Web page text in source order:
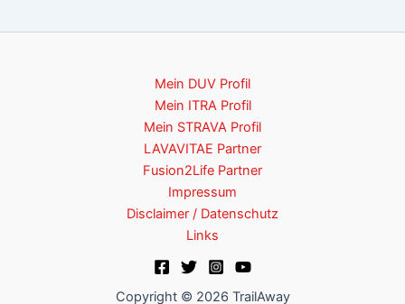
Mein DUV Profil
Mein ITRA Profil
Mein STRAVA Profil
LAVAVITAE Partner
Fusion2Life Partner
Impressum
Disclaimer / Datenschutz
Links
Copyright © 2026 TrailAway